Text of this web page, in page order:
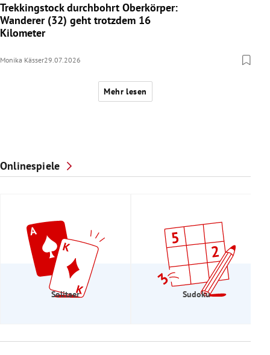
Trekkingstock durchbohrt Oberkörper:
Wanderer (32) geht trotzdem 16
Kilometer
Monika Kässer29.07.2026
Mehr lesen
Onlinespiele
Solitaer Sudoku